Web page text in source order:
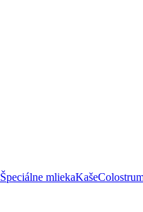
Špeciálne mliekaKaše